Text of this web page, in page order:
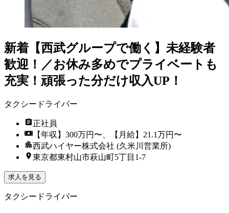
新着 【西武グループで働く】未経験者
歓迎！／お休み多めでプライベートも
充実！頑張った分だけ収入UP！
タクシードライバー
正社員
【年収】300万円〜、【月給】21.1万円〜
西武ハイヤー株式会社 (久米川営業所)
東京都東村山市萩山町5丁目1-7
求人を見る
タクシードライバー